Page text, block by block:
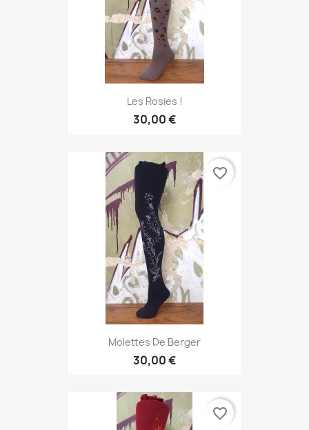
Les Rosies !
30,00 €
Molettes De Berger
30,00 €
favorite_border
favorite_border